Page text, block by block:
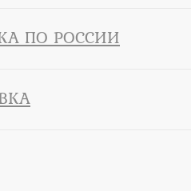
ПО РОССИИ